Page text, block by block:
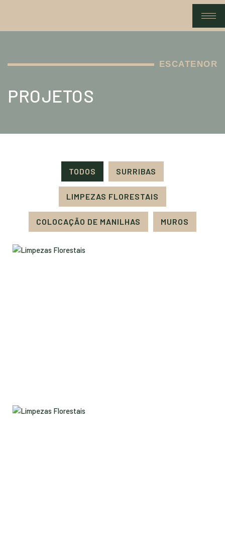
ESCATENOR
PROJETOS
TODOS SURRIBAS
LIMPEZAS FLORESTAIS
COLOCAÇÃO DE MANILHAS MUROS